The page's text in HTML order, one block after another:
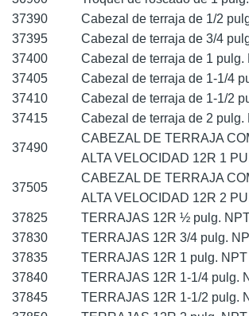
37390
Cabezal de terraja de 1/2
37395
Cabezal de terraja de 3/4
37400
Cabezal de terraja de 1 pulg.
37405
Cabezal de terraja de 1-1/4
37410
Cabezal de terraja de 1-1/2
37415
Cabezal de terraja de 2 pulg.
37490
CABEZAL DE TERRAJA
ALTA VELOCIDAD 12R 1
37505
CABEZAL DE TERRAJA
ALTA VELOCIDAD 12R 2
37825
TERRAJAS 12R ½ pulg.
37830
TERRAJAS 12R 3/4 pulg.
37835
TERRAJAS 12R 1 pulg. NPT
37840
TERRAJAS 12R 1-1/4 pulg.
37845
TERRAJAS 12R 1-1/2 pulg.